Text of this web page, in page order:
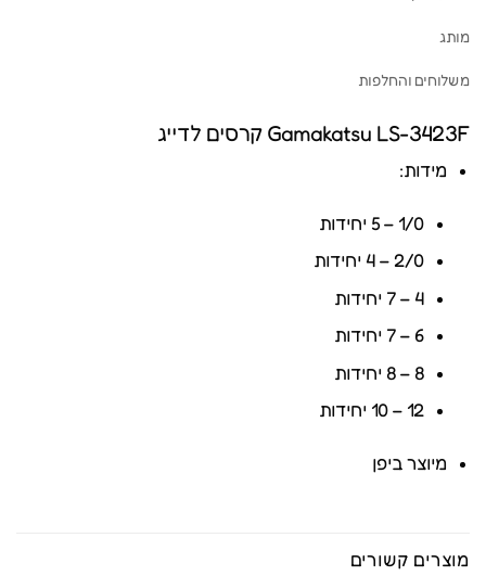
מותג
משלוחים והחלפות
Gamakatsu LS-3423F קרסים לדייג
מידות:
1/0 – 5 יחידות
2/0 – 4 יחידות
4 – 7 יחידות
6 – 7 יחידות
8 – 8 יחידות
12 – 10 יחידות
מיוצר ביפן
מוצרים קשורים